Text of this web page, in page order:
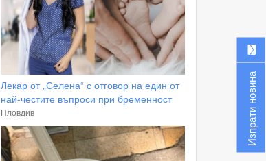
Лекар от „Селена“ с отговор на един от
най-честите въпроси при бременност
Пловдив Изпрати новина